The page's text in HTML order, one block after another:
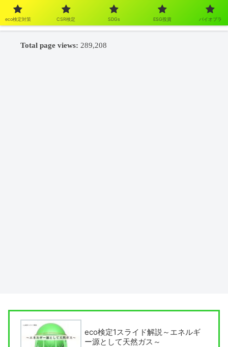
Total page views: 289,208
eco検定1スライド解説～エネルギ
ー源として天然ガス～
eco検定対策 CSR検定 SDGs ESG投資 バイオプラ